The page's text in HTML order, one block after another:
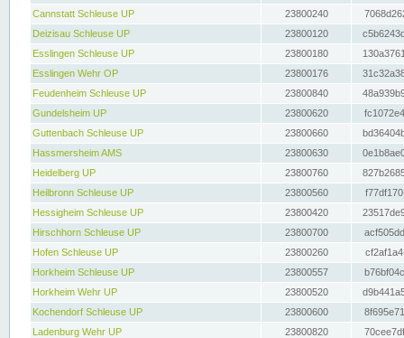
Cannstatt Schleuse UP
23800240
Deizisau Schleuse UP
23800120
Esslingen Schleuse UP
23800180
Esslingen Wehr OP
23800176
Feudenheim Schleuse UP
23800840
Gundelsheim UP
23800620
Guttenbach Schleuse UP
23800660
Hassmersheim AMS
23800630
Heidelberg UP
23800760
Heilbronn Schleuse UP
23800560
Hessigheim Schleuse UP
23800420
Hirschhorn Schleuse UP
23800700
Hofen Schleuse UP
23800260
Horkheim Schleuse UP
23800557
Horkheim Wehr UP
23800520
Kochendorf Schleuse UP
23800600
Ladenburg Wehr UP
23800820